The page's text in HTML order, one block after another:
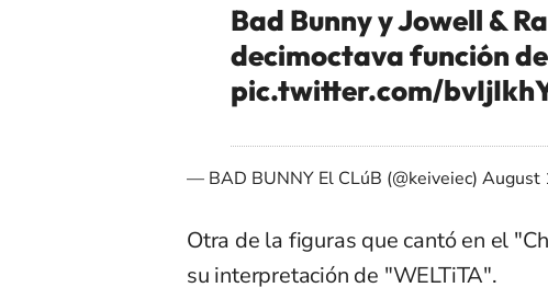
Bad Bunny y Jowell &
decimoctava función de
pic.twitter.com/
— BAD BUNNY El CLúB (@keiveiec) August
Otra de la figuras que cantó en el
su interpretación de "WELTiTA".